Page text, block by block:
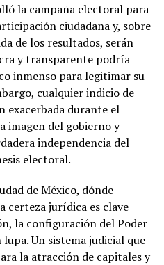
la campaña electoral para
ciudadana y, sobre
de los resultados, serán
y transparente podría
inmenso para legitimar su
cualquier indicio de
exacerbada durante el
imagen del gobierno y
independencia del
electoral.
de México, dónde
certeza jurídica es clave
la configuración del Poder
Un sistema judicial que
la atracción de capitales y